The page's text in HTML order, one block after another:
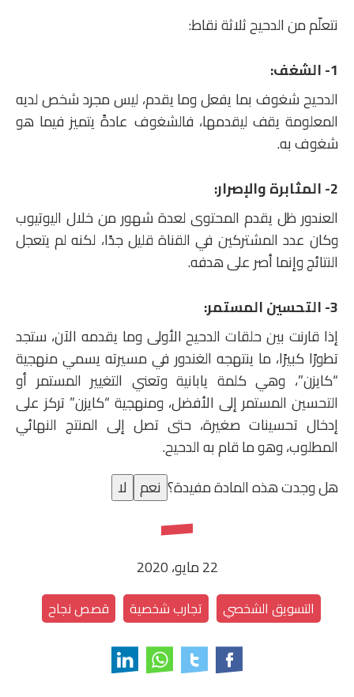
نتعلّم من الدحيح ثلاثة نقاط:
1- الشغف:
الدحيح شغوف بما يفعل وما يقدم، ليس مجرد شخص لديه
المعلومة يقف ليقدمها، فالشغوف عادةً يتميز فيما هو
شغوف به.
2- المثابرة والإصرار:
العندور ظل يقدم المحتوى لعدة شهور من خلال اليوتيوب
وكان عدد المشتركين في القناة قليل جدًا، لكنه لم يتعجل
النتائج وإنما أصر على هدفه.
3- التحسين المستمر:
إذا قارنت بين حلقات الدحيح الأولى وما يقدمه الآن، ستجد
تطورًا كبيرًا، ما ينتهجه الغندور في مسيرته يسمي منهجية
“كايزن”، وهي كلمة يابانية وتعني التغيير المستمر أو
التحسين المستمر إلى الأفضل، ومنهجية “كايزن” تركز على
إدخال تحسينات صغيرة، حتى تصل إلى المنتج النهائي
المطلوب، وهو ما قام به الدحيح.
هل وجدت هذه المادة مفيدة؟ نعم لا
22 مايو، 2020
التسويق الشخصي تجارب شخصية قصص نجاح